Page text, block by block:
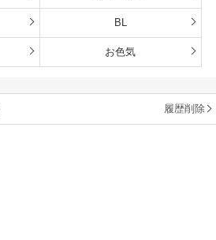
BL
お色気
履歴削除